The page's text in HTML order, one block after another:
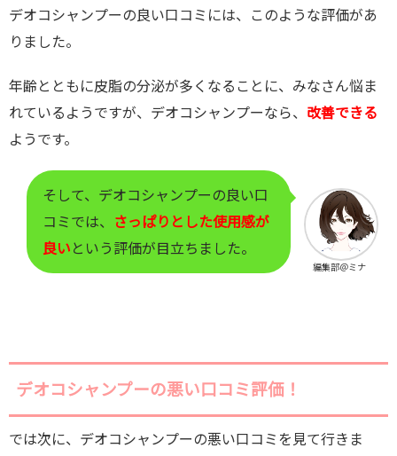
デオコシャンプーの良い口コミには、このような評価があ
りました。
年齢とともに皮脂の分泌が多くなることに、みなさん悩ま
れているようですが、 デオコシャンプーなら、 改善できる
ようです。
そして、 デオコシャンプーの良い口
コミでは、
さっぱりとした使用感が
良い という評価が目立ちました。
編集部＠ミナ
デオコシャンプーの悪い口コミ評価！
では次に、デオコシャンプーの悪い口コミを見て行きま